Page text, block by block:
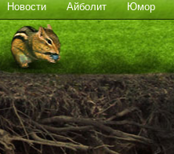
Новости Айболит Юмор